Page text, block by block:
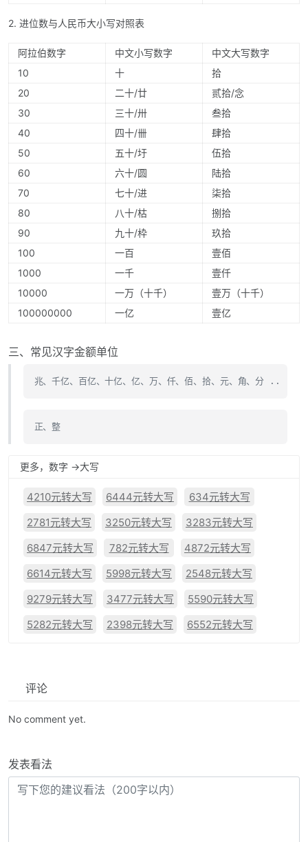
2. 进位数与人民币大小写对照表
阿拉伯数字 中文小写数字
中文大写数字
10
十
拾
20
二十/廿
贰拾/念
30
三十/卅
叁拾
40
四十/卌
肆拾
50
五十/圩
伍拾
60
六十/圆
陆拾
70
七十/进
柒拾
80
八十/枯
捌拾
90
九十/枠
玖拾
100
一百
壹佰
1000
一千
壹仟
10000
一万（十千）
壹万（十千）
100000000
一亿 壹亿
三、常见汉字金额单位
兆、千亿、百亿、十亿、亿、万、仟、佰、拾、元、角、分 ..
正、整
更多，数字 ->大写
4210元转大写 6444元转大写
634元转大写
2781元转大写
3250元转大写
3283元转大写
6847元转大写
782元转大写
4872元转大写
6614元转大写
5998元转大写
2548元转大写
9279元转大写
3477元转大写
5590元转大写
5282元转大写
2398元转大写 6552元转大写
评论
No comment yet.
发表看法